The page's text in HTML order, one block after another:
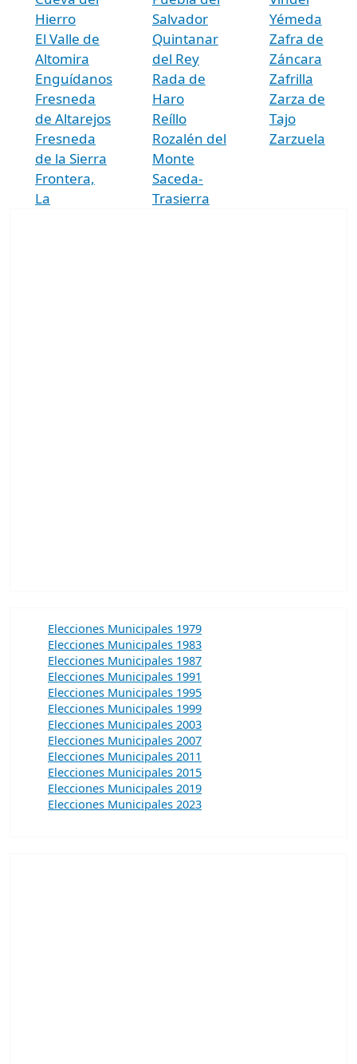
Hierro
El Valle de
Altomira
Enguídanos
Fresneda
de Altarejos
Fresneda
de la Sierra
Frontera,
La
Salvador
Quintanar
del Rey
Rada de
Haro
Reíllo
Rozalén del
Monte
Saceda-
Trasierra
Yémeda
Zafra de
Záncara
Zafrilla
Zarza de
Tajo
Zarzuela
Elecciones Municipales 1979
Elecciones Municipales 1983
Elecciones Municipales 1987
Elecciones Municipales 1991
Elecciones Municipales 1995
Elecciones Municipales 1999
Elecciones Municipales 2003
Elecciones Municipales 2007
Elecciones Municipales 2011
Elecciones Municipales 2015
Elecciones Municipales 2019
Elecciones Municipales 2023